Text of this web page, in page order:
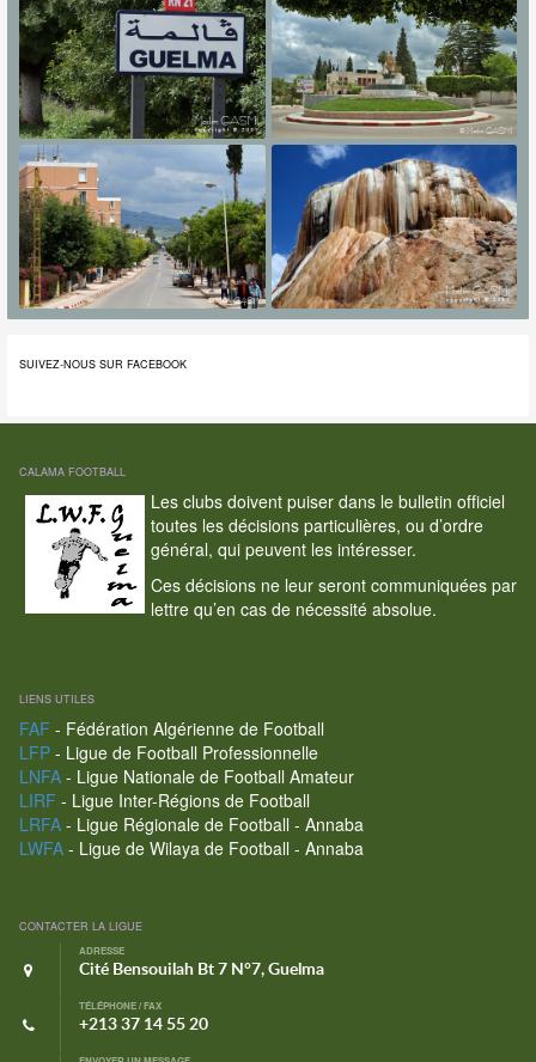
SUIVEZ-NOUS SUR FACEBOOK
CALAMA FOOTBALL
Les clubs doivent puiser dans le bulletin officiel
toutes les décisions particulières, ou d’ordre
général, qui peuvent les intéresser.
Ces décisions ne leur seront communiquées par
lettre qu’en cas de nécessité absolue.
LIENS UTILES
FAF - Fédération Algérienne de Football
LFP- Ligue de Football Professionnelle
LNFA- Ligue Nationale de Football Amateur
LIRF - Ligue Inter-Régions de Football
LRFA- Ligue Régionale de Football - Annaba
LWFA- Ligue de Wilaya de Football - Annaba
CONTACTER LA LIGUE
ADRESSE
Cité Bensouilah Bt 7 N°7, Guelma
TÉLÉPHONE / FAX
+213 37 14 55 20